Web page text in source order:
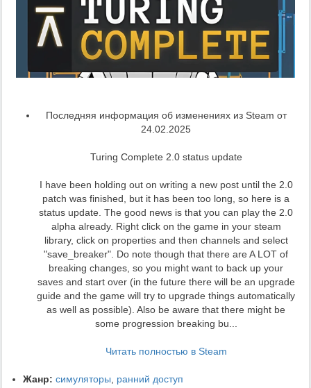
Последняя информация об изменениях из Steam от
24.02.2025
Turing Complete 2.0 status update
I have been holding out on writing a new post until the 2.0
patch was finished, but it has been too long, so here is a
status update. The good news is that you can play the 2.0
alpha already. Right click on the game in your steam
library, click on properties and then channels and select
"save_breaker". Do note though that there are A LOT of
breaking changes, so you might want to back up your
saves and start over (in the future there will be an upgrade
guide and the game will try to upgrade things automatically
as well as possible). Also be aware that there might be
some progression breaking bu...
Читать полностью в Steam
Жанр: симуляторы
ранний доступ